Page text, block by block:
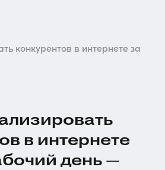
конкурентов в интернете за
в интернете
день —